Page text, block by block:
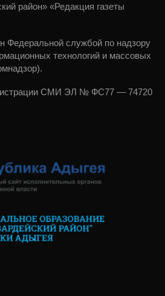
район» «Редакция газеты
Федеральной службой по надзору
технологий и массовых
СМИ ЭЛ № ФС77 — 74720